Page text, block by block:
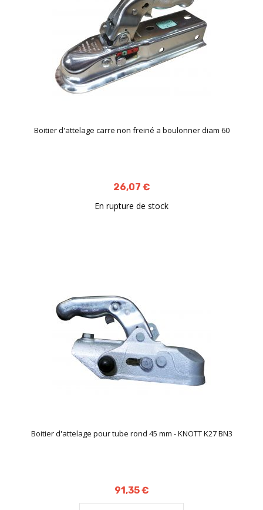
Boitier d'attelage carre non freiné a boulonner diam 60
26,07 €
En rupture de stock
Boitier d'attelage pour tube rond 45 mm - KNOTT K27 BN3
91,35 €